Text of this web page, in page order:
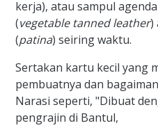
kerja), atau sampul
(vegetable tanned leather)
(patina) seiring waktu.
Sertakan kartu kecil yang
pembuatnya dan
Narasi seperti, "Dibuat
pengrajin di Bantul,